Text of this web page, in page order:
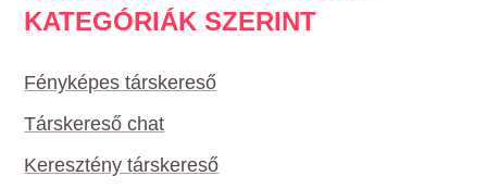
KATEGÓRIÁK SZERINT
Fényképes társkereső
Társkereső chat
Keresztény társkereső